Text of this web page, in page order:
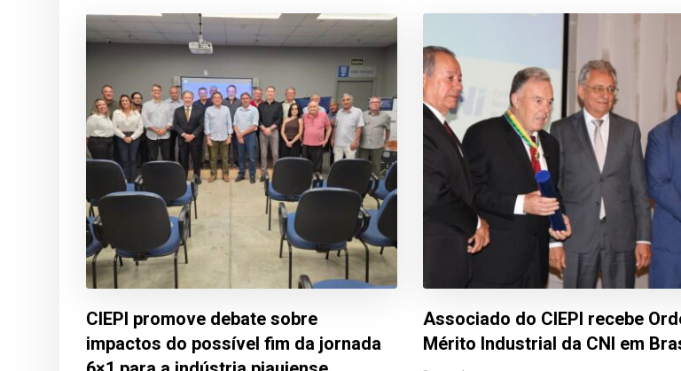
CIEPI promove debate sobre
impactos do possível fim da jornada
Associado do CIEPI recebe
Mérito Industrial da CNI em